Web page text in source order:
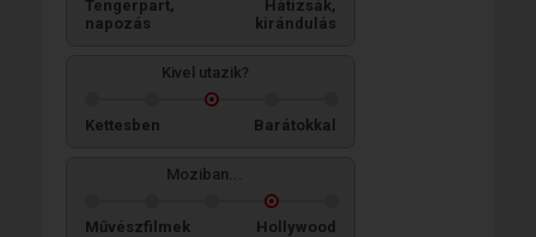
Tengerpart,
napozás
Hátizsák,
kirándulás
Kivel utazik?
Kettesben Barátokkal
Moziban...
Művészfilmek Hollywood